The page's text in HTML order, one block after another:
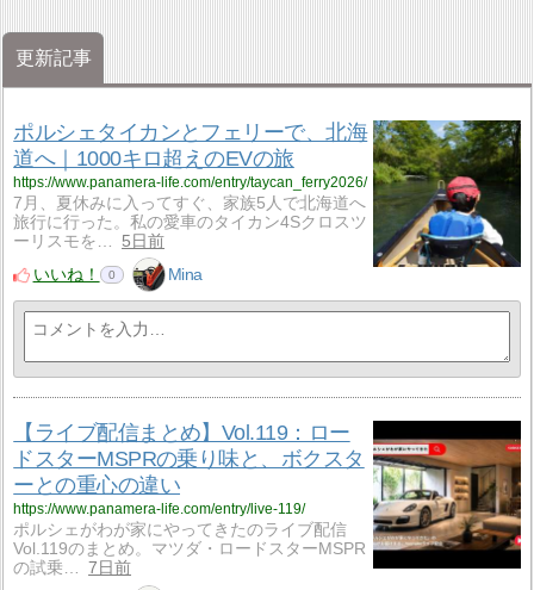
更新記事
ポルシェタイカンとフェリーで、北海
道へ｜1000キロ超えのEVの旅
https://www.panamera-life.com/entry/taycan_ferry2026/
7月、夏休みに入ってすぐ、家族5人で北海道へ
旅行に行った。私の愛車のタイカン4Sクロスツ
ーリスモを…
5日前
いいね！
0 Mina
【ライブ配信まとめ】Vol.119：ロー
ドスターMSPRの乗り味と、ボクスタ
ーとの重心の違い
https://www.panamera-life.com/entry/live-119/
ポルシェがわが家にやってきたのライブ配信
Vol.119のまとめ。マツダ・ロードスターMSPR
の試乗…
7日前